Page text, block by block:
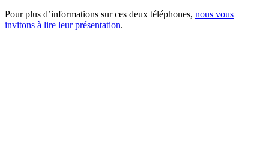
Pour plus d’informations sur ces deux téléphones, nous vous
invitons à lire leur présentation.